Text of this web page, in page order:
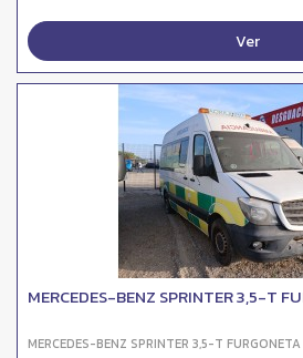
Ver
MERCEDES-BENZ SPRINTER 3,5-T
MERCEDES-BENZ SPRINTER 3,5-T